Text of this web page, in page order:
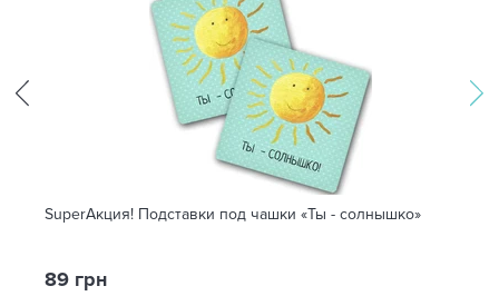
SuperАкция! Подставки под чашки «Ты - солнышко»
89 грн